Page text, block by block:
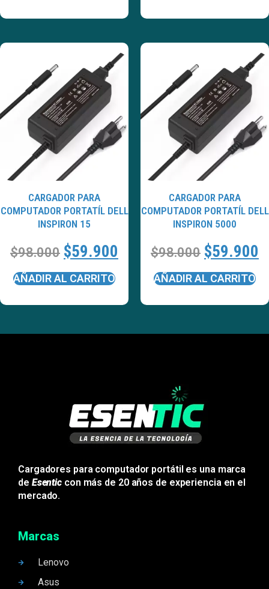
CARGADOR PARA
COMPUTADOR PORTATÍL DELL
INSPIRON 15
$98.000 $59.900
AÑADIR AL CARRITO
CARGADOR PARA
COMPUTADOR PORTATÍL DELL
INSPIRON 5000
$98.000 $59.900
AÑADIR AL CARRITO
Cargadores para computador portátil es una marca
de Esentic con más de 20 años de experiencia en el
mercado.
Marcas
Lenovo
Asus